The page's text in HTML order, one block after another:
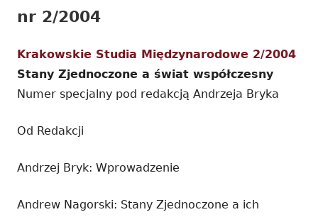
nr 2/2004
Krakowskie Studia Międzynarodowe 2/2004
Stany Zjednoczone a świat współczesny
Numer specjalny pod redakcją Andrzeja Bryka
Od Redakcji
Andrzej Bryk: Wprowadzenie
Andrew Nagorski: Stany Zjednoczone a ich